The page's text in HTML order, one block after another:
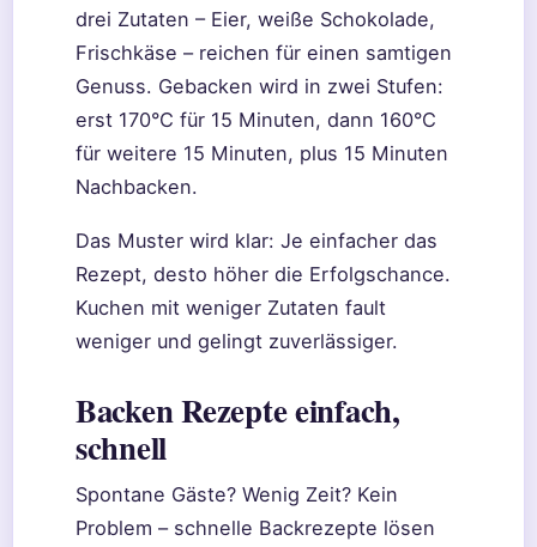
drei Zutaten – Eier, weiße Schokolade,
Frischkäse – reichen für einen samtigen
Genuss. Gebacken wird in zwei Stufen:
erst 170°C für 15 Minuten, dann 160°C
für weitere 15 Minuten, plus 15 Minuten
Nachbacken.
Das Muster wird klar: Je einfacher das
Rezept, desto höher die Erfolgschance.
Kuchen mit weniger Zutaten fault
weniger und gelingt zuverlässiger.
Backen Rezepte einfach,
schnell
Spontane Gäste? Wenig Zeit? Kein
Problem – schnelle Backrezepte lösen